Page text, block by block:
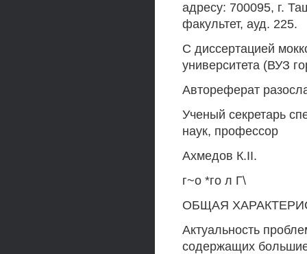
адресу: 700095, г.
факультет, ауд. 225.
С диссертацией
университета (ВУЗ
Автореферат
Ученый секретарь
наук, профессор
Ахмедов К.II.
г~о *го л Г\
ОБЩАЯ
Актуальность
содержащих